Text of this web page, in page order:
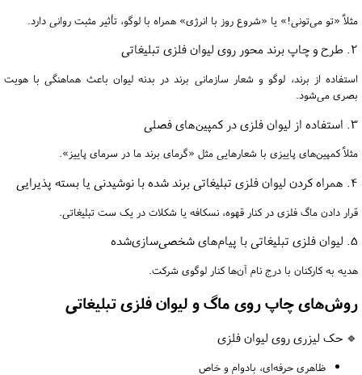
مثلاً «تو می‌تونی!» یا «شروع روز با انرژی» همراه با لوگو، تأثیر مثبت روانی دارد.
2. طرح و چاپ برند محور روی لیوان فلزی تبلیغاتی
استفاده از برند، لوگو و شعار سازمانی برند در بدنه لیوان باعث هماهنگی با هویت
بصری می‌شود.
3. استفاده از لیوان فلزی در کمپین‌های فصلی
مثلاً کمپین‌های پاییزی با شعارهایی مثل «گرمای برند ما در سرمای پاییز».
4. همراه کردن لیوان فلزی تبلیغاتی برند شده با نوشیدنی یا بسته پذیرایی
قرار دادن ماگ فلزی در کنار قهوه، نسکافه یا شکلات در یک ست تبلیغاتی.
5. لیوان فلزی تبلیغاتی با پیام‌های شخصی‌سازی‌شده
هدیه به کارکنان با درج نام آن‌ها کنار لوگوی شرکت.
روش‌های چاپ روی ماگ و لیوان فلزی تبلیغاتی
🔹 حک لیزری روی لیوان فلزی
ظاهری حرفه‌ای، بادوام و خاص